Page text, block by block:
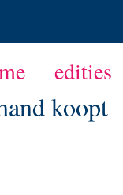
edities
koopt